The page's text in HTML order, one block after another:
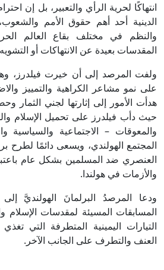
انتهاكًا لحرية الرأي والتعبير، بل إن
الدينية أحد أهم حقوق الأمم
والنظم في مختلف بقاع العالم
المقدسات بعيدة عن الانتهاكات أو
ولفت المرصد إلى أن خيرت فيلدرز،
على نمو مشاعر الكراهية والتمييز
هدأت الأمور إلى إثارتها لجني الثمار
حيث دأب فيلدرز على تحميل الإسلام
والمعوقات – الاجتماعية والسياسية
المجتمع الهولندي، ويسعى دائمًا لطرح
العنصري ضد المسلمين بشكل عام
والأزمات في هولندا.
ودعا المرصدُ البرلمانَ الهولنديَّ
المسابقات المسيئة لمقدسات
التيارات اليمينية المتطرفة التي تغذي
العنف والتطرف على الجانب الآخر.